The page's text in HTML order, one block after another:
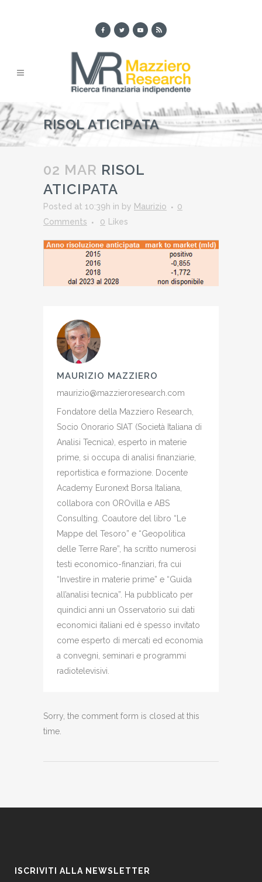
RISOL ATICIPATA
02 MAR RISOL
ATICIPATA
Posted at 10:39h in by Maurizio
0
Comments
0 Likes
MAURIZIO MAZZIERO
maurizio@mazzieroresearch.com
Fondatore della Mazziero Research,
Socio Onorario SIAT (Società Italiana di
Analisi Tecnica), esperto in materie
prime, si occupa di analisi finanziarie,
reportistica e formazione. Docente
Academy Euronext Borsa Italiana,
collabora con OROvilla e ABS
Consulting. Coautore del libro “Le
Mappe del Tesoro” e “Geopolitica
delle Terre Rare”, ha scritto numerosi
testi economico-finanziari, fra cui
“Investire in materie prime” e “Guida
all’analisi tecnica”. Ha pubblicato per
quindici anni un Osservatorio sui dati
economici italiani ed è spesso invitato
come esperto di mercati ed economia
a convegni, seminari e programmi
radiotelevisivi.
Sorry, the comment form is closed at this
time.
ISCRIVITI ALLA NEWSLETTER